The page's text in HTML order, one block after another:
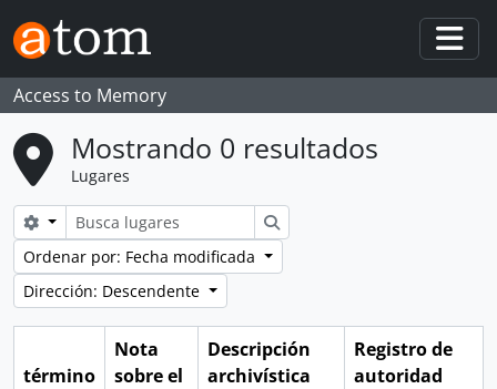
Skip to main content
Access to Memory
Mostrando 0 resultados
Lugares
Search options
Búsqueda
Ordenar por: Fecha modificada
Dirección: Descendente
término
Nota
sobre el
Descripción
archivística
Registro de
autoridad